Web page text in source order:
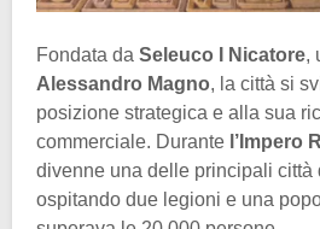
Fondata da Seleuco I Nicatore,
Alessandro Magno, la città si
posizione strategica e alla sua
commerciale. Durante l’Impero
divenne una delle principali città
ospitando due legioni e una